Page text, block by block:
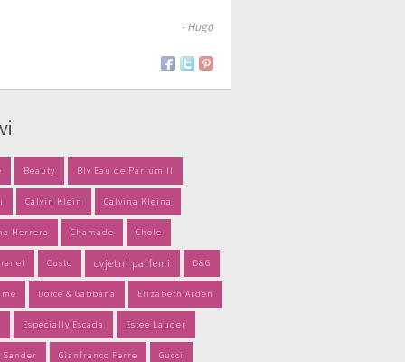
- Hugo
Beauty Blv Eau de Parfum II
Calvin Klein Calvina Kleina
Herrera Chamade Chole
Custo cvjetni parfemi D&G
Dolce & Gabbana Elizabeth Arden
Especially Escada Estee Lauder
Sander Gianfranco Ferre Gucci